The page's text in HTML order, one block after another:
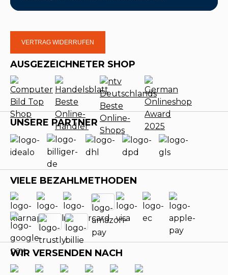
VERTRAG WIDERRUFEN
AUSGEZEICHNETER SHOP
UNSERE PARTNER
VIELE BEZAHLMETHODEN
WIR VERSENDEN NACH